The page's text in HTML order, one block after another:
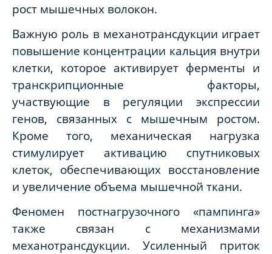
рост мышечных волокон.
Важную роль в механотрансдукции играет
повышение концентрации кальция внутри
клетки, которое активирует ферменты и
транскрипционные факторы,
участвующие в регуляции экспрессии
генов, связанных с мышечным ростом.
Кроме того, механическая нагрузка
стимулирует активацию спутниковых
клеток, обеспечивающих восстановление
и увеличение объема мышечной ткани.
Феномен постнагрузочного «пампинга»
также связан с механизмами
механотрансдукции. Усиленный приток